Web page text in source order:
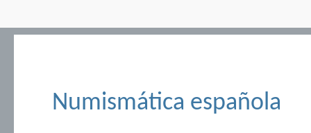
Numismática española